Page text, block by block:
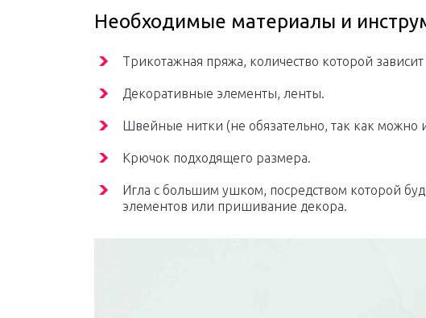
Необходимые материалы и
Трикотажная пряжа, количество которой
Декоративные элементы, ленты.
Швейные нитки (не обязательно, так как можно
Крючок подходящего размера.
Игла с большим ушком, посредством которой
элементов или пришивание декора.